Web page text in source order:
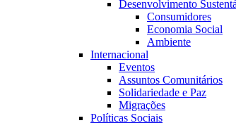
Desenvolvimento
Consumidores
Economia Social
Ambiente
Internacional
Eventos
Assuntos Comunitários
Solidariedade e Paz
Migrações
Políticas Sociais